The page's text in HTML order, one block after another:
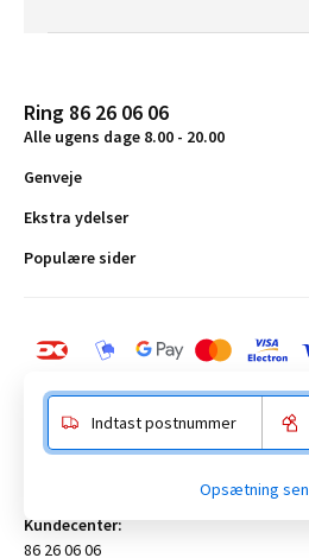
Ring 86 26 06 06
Alle ugens dage 8.00 - 20.00
Genveje
Ekstra ydelser
Populære sider
Anelystparken 16, 8381 Tilst. CVR-
Kundecenter:
86 26 06 06
Indtast postnummer
Opsætning